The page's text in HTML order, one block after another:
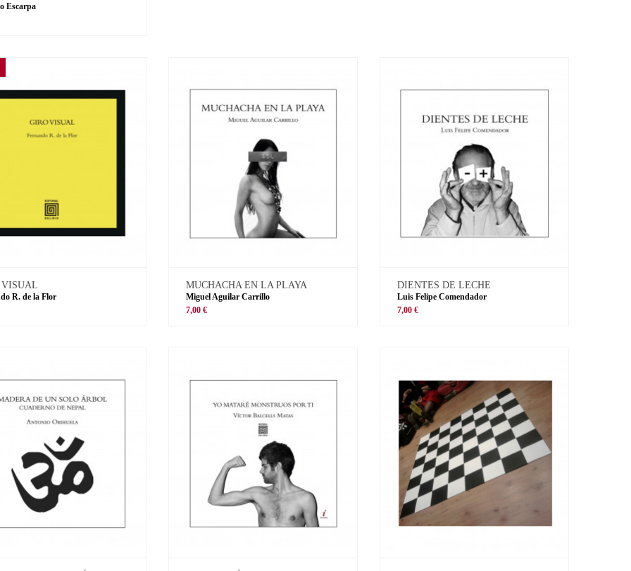
Escarpa
VISUAL
R. de la Flor
MUCHACHA EN LA PLAYA
Miguel Aguilar Carrillo
7,00 €
DIENTES DE LECHE
Luis Felipe Comendador
7,00 €